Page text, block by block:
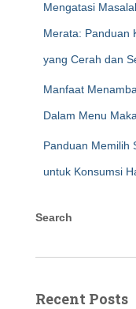
Mengatasi
Merata: Panduan
yang Cerah dan
Manfaat
Dalam Menu
Panduan Memilih
untuk Konsumsi
Search
Recent Posts